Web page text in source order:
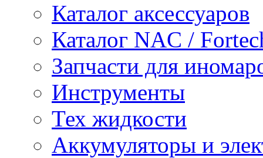
Каталог аксессуаров
Каталог NAC /
Запчасти для
Инструменты
Тех жидкости
Аккумуляторы и